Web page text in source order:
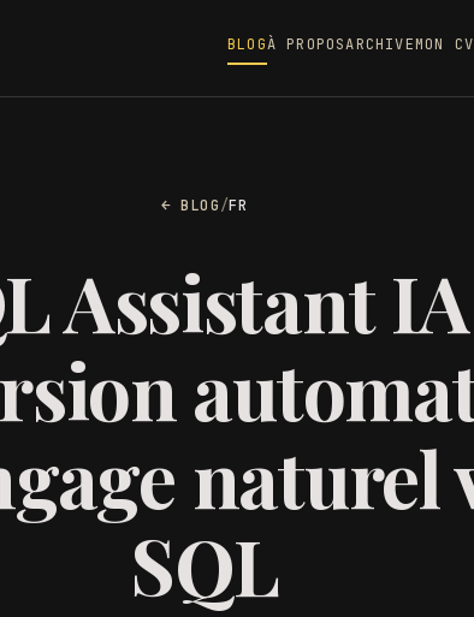
BLOGÀ PROPOSARCHIVEMON CV
← BLOG/FR
Assistant
naturel
SQL